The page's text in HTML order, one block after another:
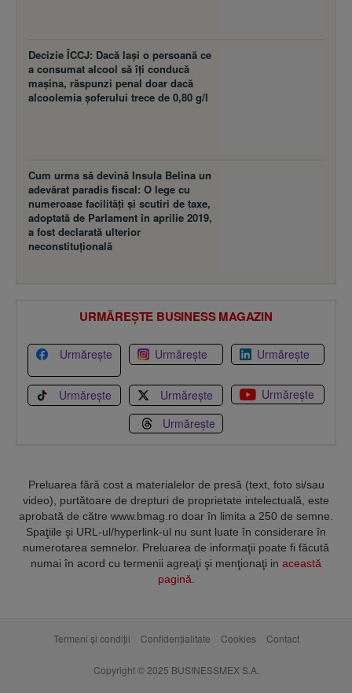
Decizie ÎCCJ: Dacă laşi o persoană ce
a consumat alcool să îţi conducă
maşina, răspunzi penal doar dacă
alcoolemia şoferului trece de 0,80 g/l
Cum urma să devină Insula Belina un
adevărat paradis fiscal: O lege cu
numeroase facilităţi şi scutiri de taxe,
adoptată de Parlament în aprilie 2019,
a fost declarată ulterior
neconstituţională
URMĂREȘTE BUSINESS MAGAZIN
Urmărește Urmărește Urmărește
Urmărește Urmărește
Urmărește
Urmărește
Preluarea fără cost a materialelor de presă (text, foto si/sau
video), purtătoare de drepturi de proprietate intelectuală, este
aprobată de către www.bmag.ro doar în limita a 250 de semne.
Spaţiile şi URL-ul/hyperlink-ul nu sunt luate în considerare în
numerotarea semnelor. Preluarea de informaţii poate fi făcută
numai în acord cu termenii agreaţi şi menţionaţi in această
pagină.
Termeni și condiții Confidențialitate Cookies Contact
Copyright © 2025 BUSINESSMEX S.A.